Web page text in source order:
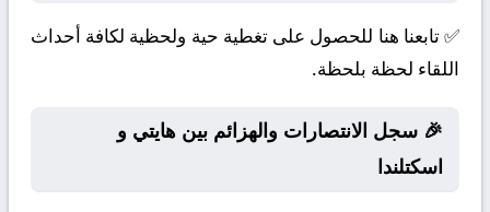
✅ تابعنا هنا للحصول على تغطية حية ولحظية لكافة أحداث
اللقاء لحظة بلحظة.
🎉 سجل الانتصارات والهزائم بين هايتي و
اسكتلندا